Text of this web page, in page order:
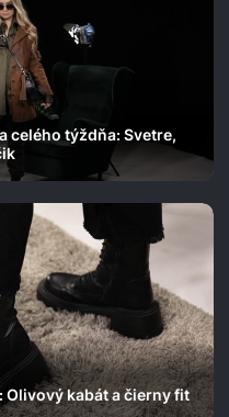
celého týždňa: Svetre,
Olivový kabát a čierny fit